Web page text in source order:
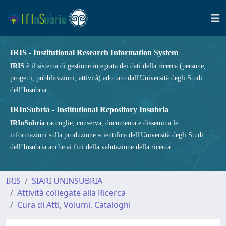
IRIS - Institutional Research Information System
IRIS è il sistema di gestione integrata dei dati della ricerca (persone,
progetti, pubblicazioni, attività) adottato dall'Università degli Studi
dell’Insubria.
IRInSubria - Institutional Repository Insubria
IRInSubria raccoglie, conserva, documenta e dissemina le
informazioni sulla produzione scientifica dell'Università degli Studi
dell’Insubria anche ai fini della valutazione della ricerca.
IRIS
SIARI UNINSUBRIA
Attività collegate alla Ricerca
Cura di Atti, Volumi, Cataloghi